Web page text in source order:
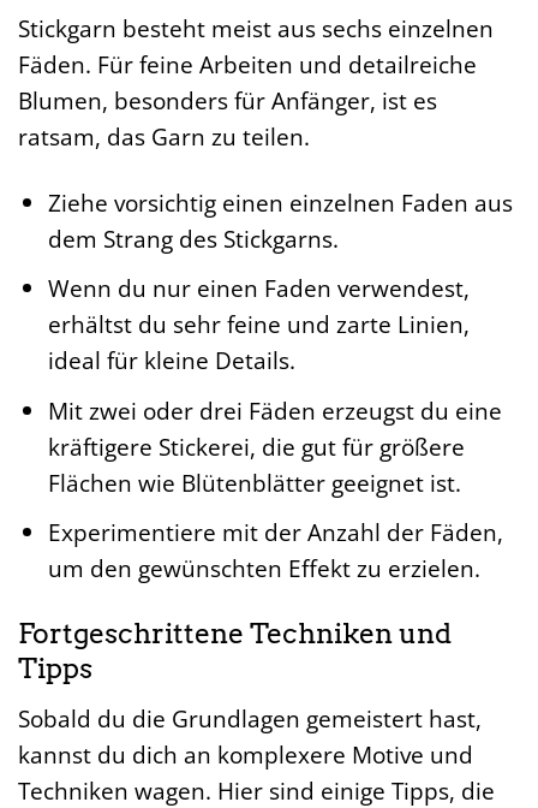
Stickgarn besteht meist aus sechs einzelnen
Fäden. Für feine Arbeiten und detailreiche
Blumen, besonders für Anfänger, ist es
ratsam, das Garn zu teilen.
Ziehe vorsichtig einen einzelnen Faden aus
dem Strang des Stickgarns.
Wenn du nur einen Faden verwendest,
erhältst du sehr feine und zarte Linien,
ideal für kleine Details.
Mit zwei oder drei Fäden erzeugst du eine
kräftigere Stickerei, die gut für größere
Flächen wie Blütenblätter geeignet ist.
Experimentiere mit der Anzahl der Fäden,
um den gewünschten Effekt zu erzielen.
Fortgeschrittene Techniken und
Tipps
Sobald du die Grundlagen gemeistert hast,
kannst du dich an komplexere Motive und
Techniken wagen. Hier sind einige Tipps, die